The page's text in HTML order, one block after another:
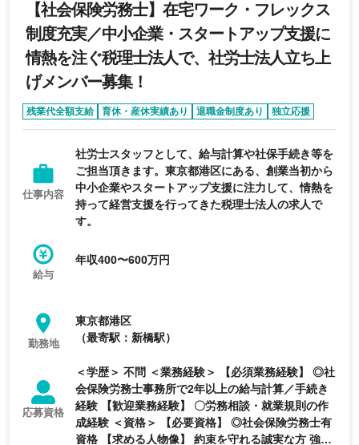
【社会保険労務士】在宅ワーク・フレックス
制度充実／中小企業・スタートアップ支援に
情熱を注ぐ税理士法人で、社労士法人立ち上
げメンバー募集！
残業代全額支給 育休・産休実績あり 退職金制度あり
独立応援
第二新卒歓迎
仕事内容
社労士スタッフとして、給与計算や社保手続き等を
ご担当頂きます。東京都港区にある、創業当初から
中小企業やスタートアップ支援に注力して、情熱を
持って経営支援を行ってきた税理士法人の求人で
す。
給与
年収400〜600万円
勤務地
東京都港区
（最寄駅：新橋駅）
応募資格
＜学歴＞ 不問 ＜業務経験＞ 【必須業務経験】 ◎社
会保険労務士事務所で2年以上の給与計算／手続き
経験 【歓迎業務経験】 〇労務相談・就業規則の作
成経験 ＜資格＞ 【必要資格】 ◎社会保険労務士有
資格 【求める人物像】 約束を守れる誠実な方 強い